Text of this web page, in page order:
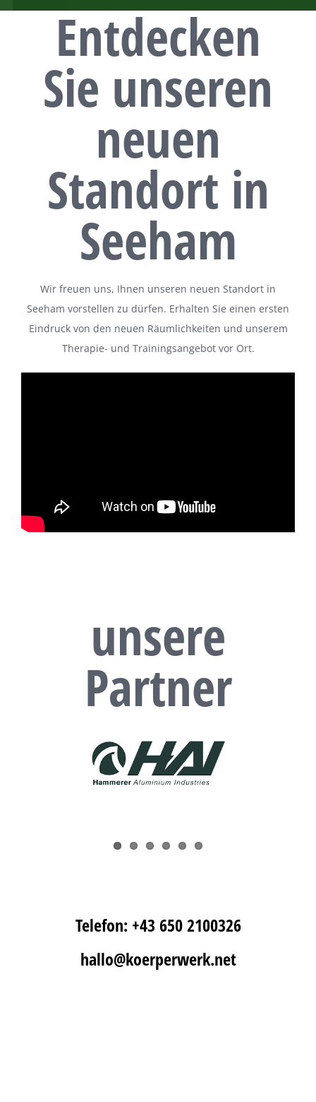
Entdecken
Sie unseren
neuen
Standort in
Seeham
Wir freuen uns, Ihnen unseren neuen Standort in
Seeham vorstellen zu dürfen. Erhalten Sie einen ersten
Eindruck von den neuen Räumlichkeiten und unserem
Therapie- und Trainingsangebot vor Ort.
unsere
Partner
Telefon: +43 650 2100326
hallo@koerperwerk.net